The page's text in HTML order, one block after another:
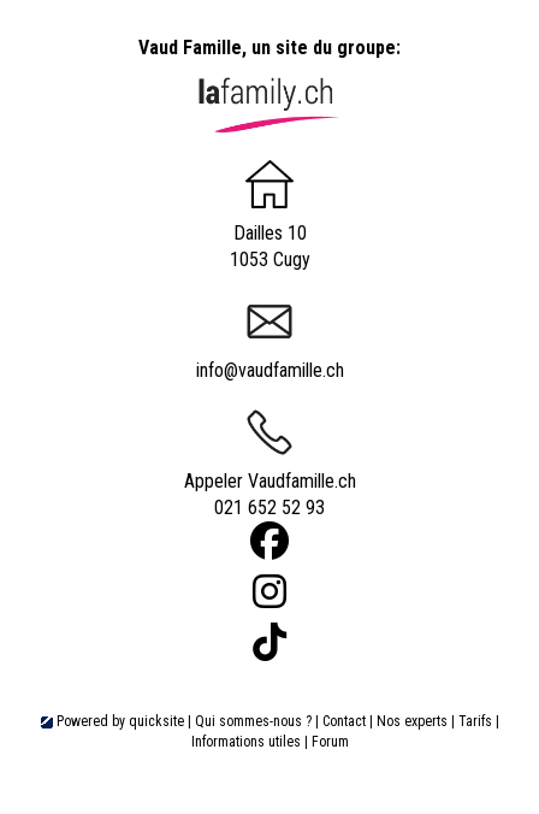
Vaud Famille, un site du groupe:
Dailles 10
1053 Cugy
info@vaudfamille.ch
Appeler Vaudfamille.ch
021 652 52 93
Powered by quicksite Qui sommes-nous ?| Contact| Nos experts Tarifs
Informations utiles
Forum